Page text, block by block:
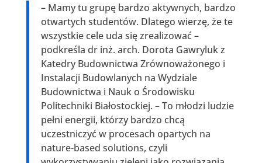
– Mamy tu grupę bardzo aktywnych, bardzo
otwartych studentów. Dlatego wierzę, że te
wszystkie cele uda się zrealizować –
podkreśla dr inż. arch. Dorota Gawryluk z
Katedry Budownictwa Zrównoważonego i
Instalacji Budowlanych na Wydziale
Budownictwa i Nauk o Środowisku
Politechniki Białostockiej. – To młodzi ludzie
pełni energii, którzy bardzo chcą
uczestniczyć w procesach opartych na
nature-based solutions, czyli